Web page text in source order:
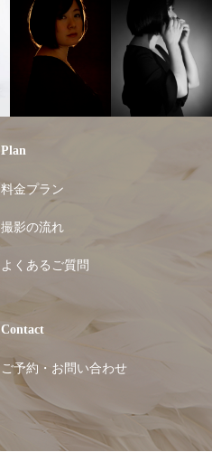
Plan
料金プラン
撮影の流れ
よくあるご質問
Contact
ご予約・お問い合わせ